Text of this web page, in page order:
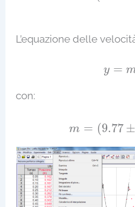
L’equazione delle
y =
y=
con:
m = (9.77 ±
(9.77